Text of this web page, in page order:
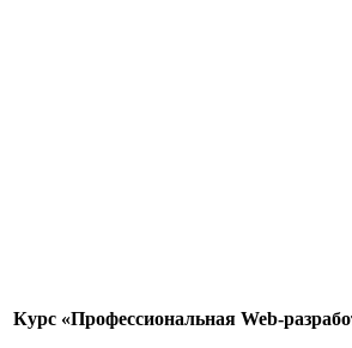
Курс «Профессиональная Web-